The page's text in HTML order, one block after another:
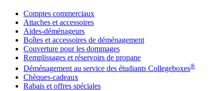
Comptes commerciaux
Attaches et accessoires
Aides-déménageurs
Boîtes et accessoires de déménagement
Couverture pour les dommages
Remplissages et réservoirs de propane
Déménagement au service des étudiants Collegeboxes®
Chèques-cadeaux
Rabais et offres spéciales